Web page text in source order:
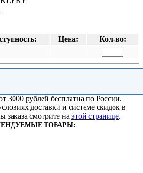
Цена:
Кол-во:
3000 рублей бесплатна по России.
доставки и системе скидок в
заказа смотрите на этой странице.
ТОВАРЫ: